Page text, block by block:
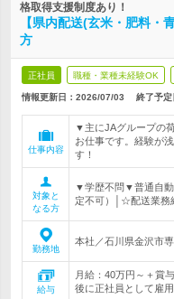
格取得支援制度あり！
【県内配送(玄米・肥料
方
正社員 職種・業種未経験OK
情報更新日：2026/07/03 終了予定
仕事内容
▼主にJAグループの
お仕事です。経験が
す！
対象と
なる方
▼学歴不問▼普通自動
定不可）│☆配送業務
勤務地
本社／石川県金沢市
給与
月給：40万円～＋賞
後に正社員として雇